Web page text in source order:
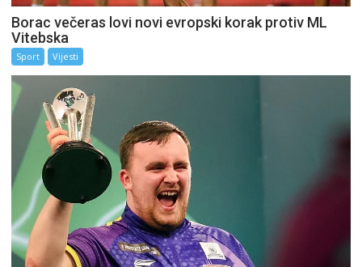
Borac večeras lovi novi evropski korak protiv ML
Vitebska
Sport Vijesti